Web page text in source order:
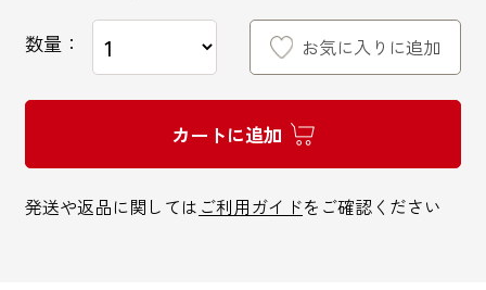
インターネットでのお問い合わせ
数量：
カートに追加
お気に入りに追加
発送や返品に関しては ご利用ガイドをご確認ください